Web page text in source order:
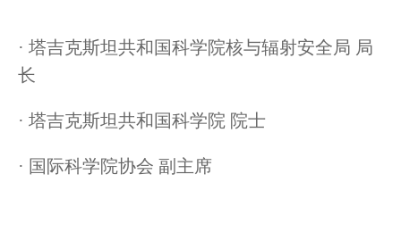
· 塔吉克斯坦共和国科学院核与辐射安全局 局
长
· 塔吉克斯坦共和国科学院 院士
· 国际科学院协会 副主席